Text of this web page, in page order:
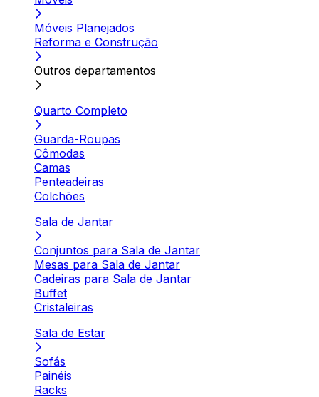
Móveis Planejados
Reforma e Construção
Outros departamentos
Quarto Completo
Guarda-Roupas
Cômodas
Camas
Penteadeiras
Colchões
Sala de Jantar
Conjuntos para Sala de Jantar
Mesas para Sala de Jantar
Cadeiras para Sala de Jantar
Buffet
Cristaleiras
Sala de Estar
Sofás
Painéis
Racks